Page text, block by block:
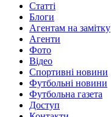
Статті
Блоги
Агентам на замітку
Агенти
Фото
Відео
Спортивні новини
Футбольні новини
Футбольна газета
Доступ